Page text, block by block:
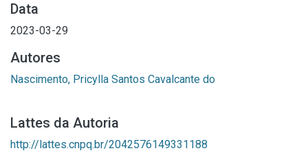
Data
2023-03-29
Autores
Nascimento, Pricylla Santos Cavalcante do
Lattes da Autoria
http://lattes.cnpq.br/2042576149331188